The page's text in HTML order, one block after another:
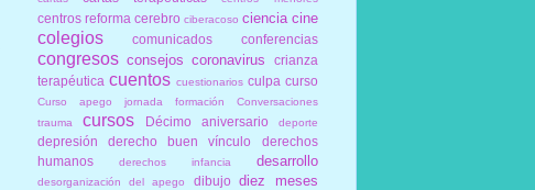
centros reforma cerebro ciberacoso ciencia cine
colegios comunicados conferencias
congresos consejos coronavirus
crianza
terapéutica cuentos cuestionarios culpa curso
Curso apego jornada formación Conversaciones
trauma
cursos Décimo aniversario deporte
depresión derecho buen vínculo
derechos
humanos
derechos infancia desarrollo
desorganización del apego dibujo diez meses